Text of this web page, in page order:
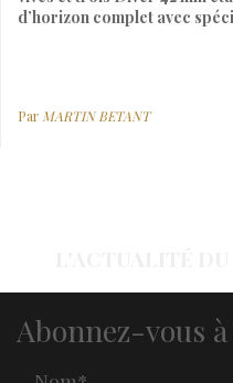
d’horizon complet avec
ParMARTIN BETANT
Abonnez-vous